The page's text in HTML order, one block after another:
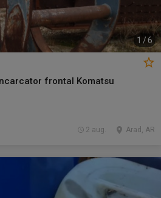
1 /6
frontal Komatsu
Arad, AR
2 aug.